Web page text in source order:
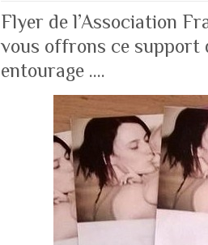
Flyer de l’Association
vous offrons ce
entourage ….